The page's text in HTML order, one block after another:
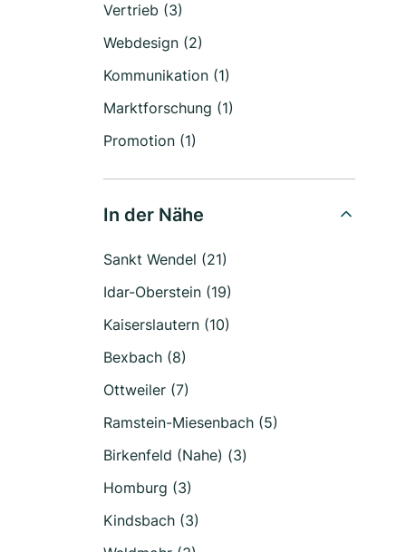
Vertrieb (3)
Webdesign (2)
Kommunikation (1)
Marktforschung (1)
Promotion (1)
In der Nähe
Sankt Wendel (21)
Idar-Oberstein (19)
Kaiserslautern (10)
Bexbach (8)
Ottweiler (7)
Ramstein-Miesenbach (5)
Birkenfeld (Nahe) (3)
Homburg (3)
Kindsbach (3)